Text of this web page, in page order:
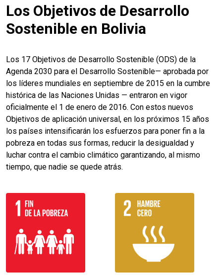
Los Objetivos de Desarrollo
Sostenible en Bolivia
Los 17 Objetivos de Desarrollo Sostenible (ODS) de la
Agenda 2030 para el Desarrollo Sostenible— aprobada por
los líderes mundiales en septiembre de 2015 en la cumbre
histórica de las Naciones Unidas — entraron en vigor
oficialmente el 1 de enero de 2016. Con estos nuevos
Objetivos de aplicación universal, en los próximos 15 años
los países intensificarán los esfuerzos para poner fin a la
pobreza en todas sus formas, reducir la desigualdad y
luchar contra el cambio climático garantizando, al mismo
tiempo, que nadie se quede atrás.